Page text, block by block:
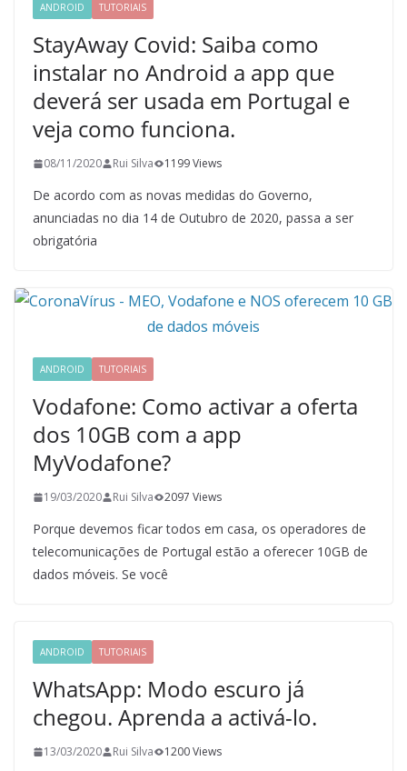
ANDROID TUTORIAIS
StayAway Covid: Saiba como
instalar no Android a app que
deverá ser usada em Portugal e
veja como funciona.
08/11/2020 Rui Silva 1199 Views
De acordo com as novas medidas do Governo,
anunciadas no dia 14 de Outubro de 2020, passa a ser
obrigatória
ANDROID TUTORIAIS
Vodafone: Como activar a oferta
dos 10GB com a app
MyVodafone?
19/03/2020 Rui Silva 2097 Views
Porque devemos ficar todos em casa, os operadores de
telecomunicações de Portugal estão a oferecer 10GB de
dados móveis. Se você
ANDROID TUTORIAIS
WhatsApp: Modo escuro já
chegou. Aprenda a activá-lo.
13/03/2020 Rui Silva 1200 Views